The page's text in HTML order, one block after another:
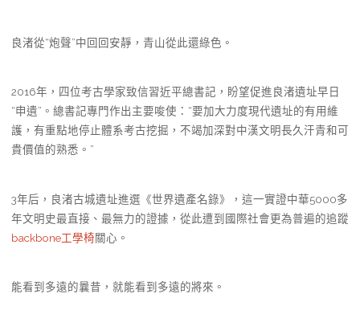
良渚從“炮聲”中回回安靜，青山從此還綠色。
2016年，四位考古學家致信習近平總書記，盼望促進良渚遺址早日
“申遺”。總書記專門作出主要唆使：“要加大力度現代遺址的有用維
護，有重點地停止體系考古挖掘，不竭加深對中漢文明長久汗青和可
貴價值的熟悉。”
3年后，良渚古城遺址進選《世界遺產名錄》，這一實證中華5000多
年文明史最直接、最無力的證據，從此遭到國際社會更為普遍的追蹤
backbone工學椅關心。
能看到多遠的曩昔，就能看到多遠的將來。